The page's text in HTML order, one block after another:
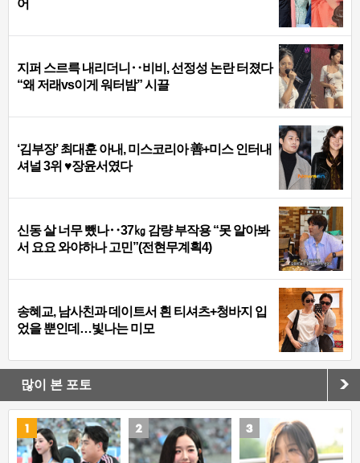
어
지퍼 스르륵 내리더니‥비비, 선정성 논란 터졌다
“왜 저래vs이게 워터밤” 시끌
‘김부장’ 최대훈 아내, 미스코리아 善+미스 인터내
셔널 3위 ♥장윤서였다
신동 살 너무 뺐나‥37㎏ 감량 부작용 “못 알아봐
서 요요 와야하나 고민”(전현무계획4)
송혜교, 남사친과 데이트서 흰 티셔츠+청바지 입
었을 뿐인데…빛나는 미모
많이 본 포토